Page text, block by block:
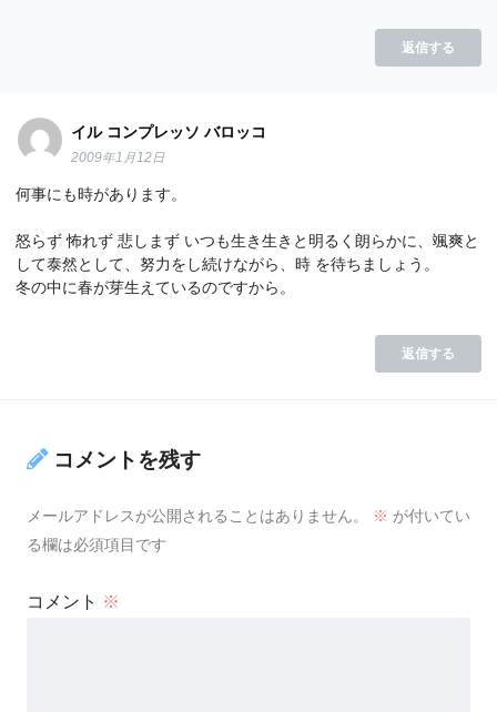
返信する
イル コンプレッソ バロッコ
2009年1月12日
何事にも時があります。
怒らず 怖れず 悲しまず いつも生き生きと明るく朗らかに、颯爽と
して泰然として、努力をし続けながら、時 を待ちましょう。
冬の中に春が芽生えているのですから。
返信する
コメントを残す
メールアドレスが公開されることはありません。 ※ が付いてい
る欄は必須項目です
コメント ※